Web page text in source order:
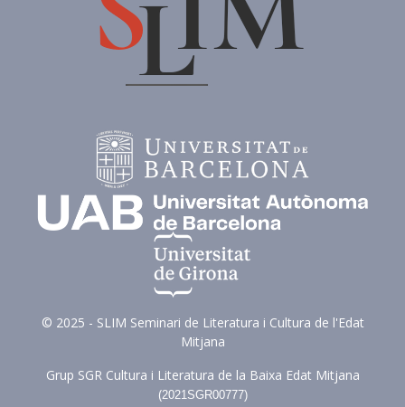
© 2025 - SLIM Seminari de Literatura i Cultura de l'Edat
Mitjana
Grup SGR Cultura i Literatura de la Baixa Edat Mitjana
(2021SGR00777)